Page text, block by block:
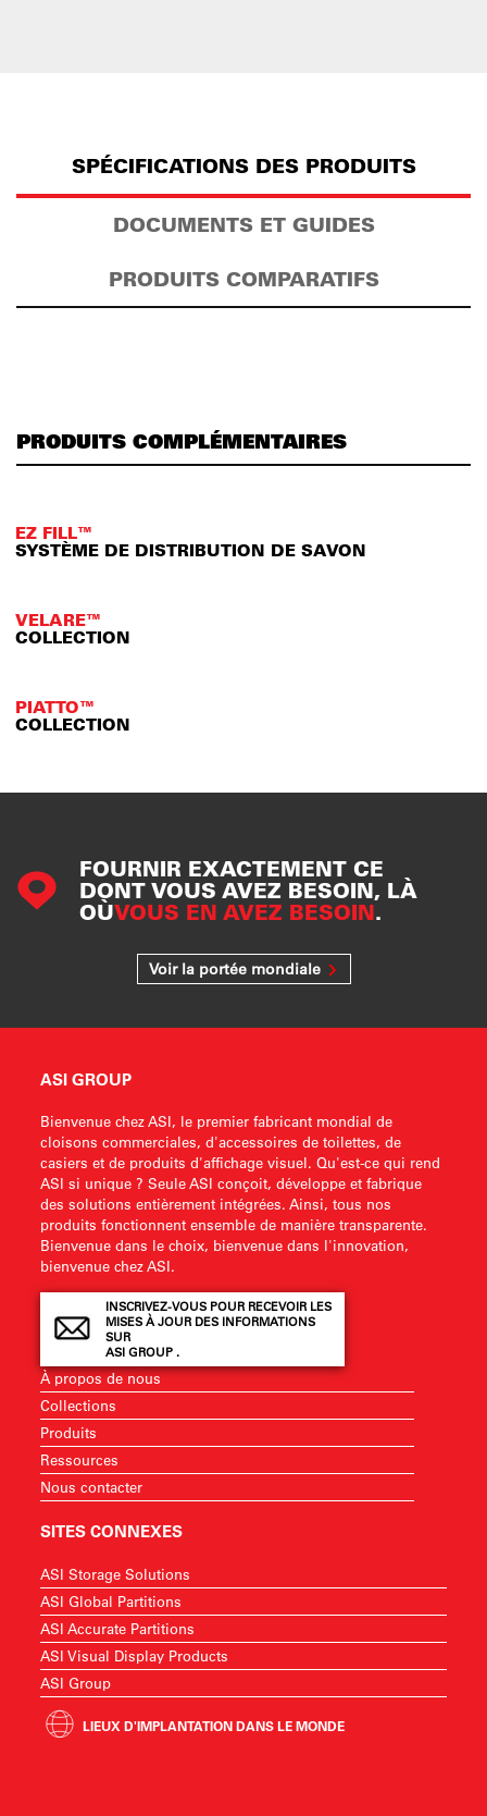
SPÉCIFICATIONS DES PRODUITS
DOCUMENTS ET GUIDES
PRODUITS COMPARATIFS
PRODUITS COMPLÉMENTAIRES
EZ FILL™
SYSTÈME DE DISTRIBUTION DE SAVON
VELARE™
COLLECTION
PIATTO™
COLLECTION
FOURNIR EXACTEMENT CE
DONT VOUS AVEZ BESOIN, LÀ
OÙVOUS EN AVEZ BESOIN.
Voir la portée mondiale
ASI GROUP
Bienvenue chez ASI, le premier fabricant mondial de
cloisons commerciales, d'accessoires de toilettes, de
casiers et de produits d'affichage visuel. Qu'est-ce qui rend
ASI si unique ? Seule ASI conçoit, développe et fabrique
des solutions entièrement intégrées. Ainsi, tous nos
produits fonctionnent ensemble de manière transparente.
Bienvenue dans le choix, bienvenue dans l'innovation,
bienvenue chez ASI.
INSCRIVEZ-VOUS POUR RECEVOIR LES
MISES À JOUR DES INFORMATIONS
SUR
ASI GROUP .
À propos de nous
Collections
Produits
Ressources
Nous contacter
SITES CONNEXES
ASI Storage Solutions
ASI Global Partitions
ASI Accurate Partitions
ASI Visual Display Products
ASI Group
LIEUX D'IMPLANTATION DANS LE MONDE